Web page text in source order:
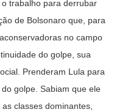
trabalho para derrubar
de Bolsonaro que, para
no campo
do golpe, sua
Prenderam Lula para
golpe. Sabiam que ele
classes dominantes,